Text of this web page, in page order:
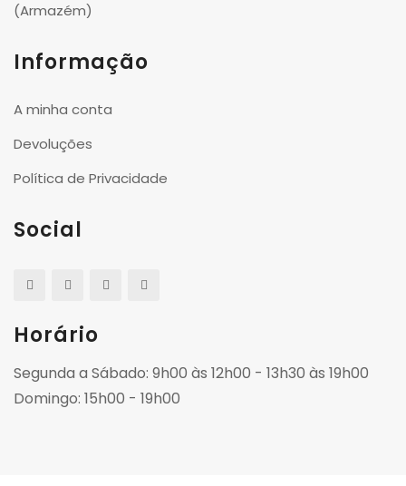
(Armazém)
Informação
A minha conta
Devoluções
Política de Privacidade
Social
Horário
Segunda a Sábado: 9h00 às 12h00 - 13h30 às 19h00
Domingo: 15h00 - 19h00